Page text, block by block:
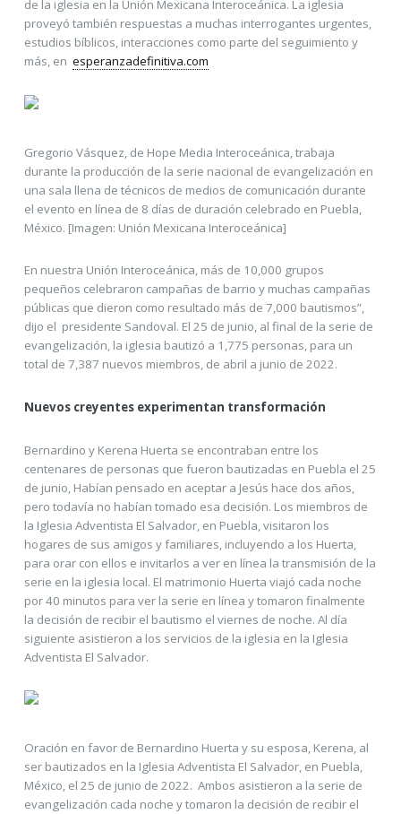
de la iglesia en la Unión Mexicana Interoceánica. La iglesia
proveyó también respuestas a muchas interrogantes urgentes,
estudios bíblicos, interacciones como parte del seguimiento y
más, en esperanzadefinitiva.com
Gregorio Vásquez, de Hope Media Interoceánica, trabaja
durante la producción de la serie nacional de evangelización en
una sala llena de técnicos de medios de comunicación durante
el evento en línea de 8 días de duración celebrado en Puebla,
México. [Imagen: Unión Mexicana Interoceánica]
En nuestra Unión Interoceánica, más de 10,000 grupos
pequeños celebraron campañas de barrio y muchas campañas
públicas que dieron como resultado más de 7,000 bautismos”,
dijo el presidente Sandoval. El 25 de junio, al final de la serie de
evangelización, la iglesia bautizó a 1,775 personas, para un
total de 7,387 nuevos miembros, de abril a junio de 2022.
Nuevos creyentes experimentan transformación
Bernardino y Kerena Huerta se encontraban entre los
centenares de personas que fueron bautizadas en Puebla el 25
de junio, Habían pensado en aceptar a Jesús hace dos años,
pero todavía no habían tomado esa decisión. Los miembros de
la Iglesia Adventista El Salvador, en Puebla, visitaron los
hogares de sus amigos y familiares, incluyendo a los Huerta,
para orar con ellos e invitarlos a ver en línea la transmisión de la
serie en la iglesia local. El matrimonio Huerta viajó cada noche
por 40 minutos para ver la serie en línea y tomaron finalmente
la decisión de recibir el bautismo el viernes de noche. Al día
siguiente asistieron a los servicios de la iglesia en la Iglesia
Adventista El Salvador.
Oración en favor de Bernardino Huerta y su esposa, Kerena, al
ser bautizados en la Iglesia Adventista El Salvador, en Puebla,
México, el 25 de junio de 2022. Ambos asistieron a la serie de
evangelización cada noche y tomaron la decisión de recibir el